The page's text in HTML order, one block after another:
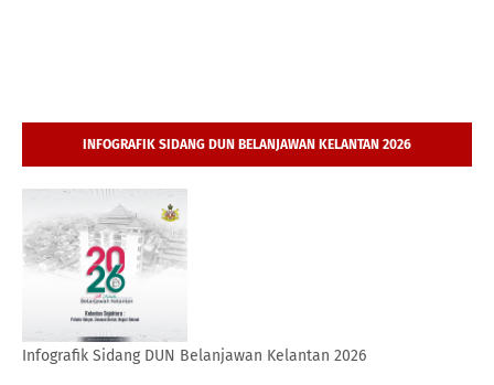
INFOGRAFIK SIDANG DUN BELANJAWAN KELANTAN 2026
Infografik Sidang DUN Belanjawan Kelantan 2026